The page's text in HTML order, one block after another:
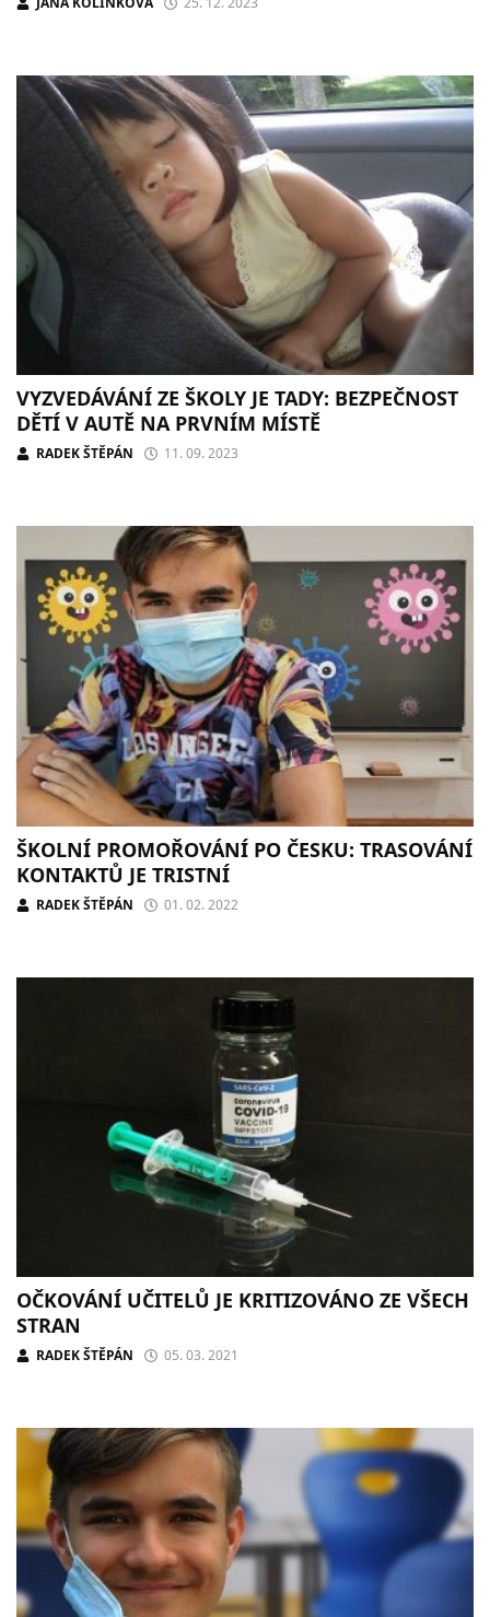
VYZVEDÁVÁNÍ ZE ŠKOLY JE TADY: BEZPEČNOST
DĚTÍ V AUTĚ NA PRVNÍM MÍSTĚ
RADEK ŠTĚPÁN 11. 09. 2023
ŠKOLNÍ PROMOŘOVÁNÍ PO ČESKU: TRASOVÁNÍ
KONTAKTŮ JE TRISTNÍ
RADEK ŠTĚPÁN 01. 02. 2022
OČKOVÁNÍ UČITELŮ JE KRITIZOVÁNO ZE VŠECH
STRAN
RADEK ŠTĚPÁN 05. 03. 2021